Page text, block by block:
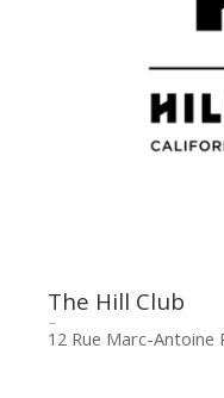
The Hill Club
12 Rue Marc-Antoine